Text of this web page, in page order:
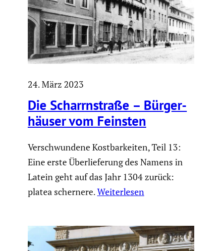
24. März 2023
Die Scharrn­straße – Bürger­
häuser vom Feinsten
Verschwundene Kostbarkeiten, Teil 13:
Eine erste Überlieferung des Namens in
Latein geht auf das Jahr 1304 zurück:
platea schernere.Weiterlesen